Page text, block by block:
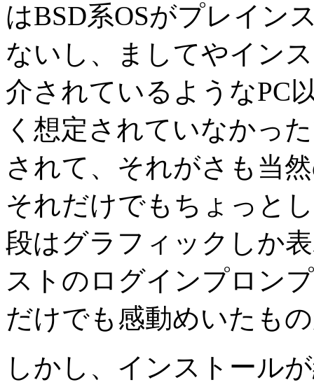
はBSD系OSがプレイン
ないし、ましてやイン
介されているようなPC
く想定されていなかっ
されて、それがさも当
それだけでもちょっと
段はグラフィックしか
ストのログインプロン
だけでも感動めいたも
しかし、インストール